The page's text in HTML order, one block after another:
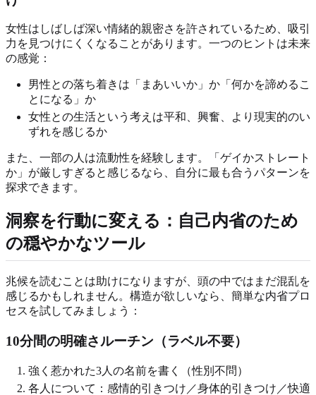
女性はしばしば深い情緒的親密さを許されているため、吸引
力を見つけにくくなることがあります。一つのヒントは未来
の感覚：
男性との落ち着きは「まあいいか」か「何かを諦めるこ
とになる」か
女性との生活という考えは平和、興奮、より現実的のい
ずれを感じるか
また、一部の人は流動性を経験します。「ゲイかストレート
か」が厳しすぎると感じるなら、自分に最も合うパターンを
探求できます。
洞察を行動に変える：自己内省のため
の穏やかなツール
兆候を読むことは助けになりますが、頭の中ではまだ混乱を
感じるかもしれません。構造が欲しいなら、簡単な内省プロ
セスを試してみましょう：
10分間の明確さルーチン（ラベル不要）
強く惹かれた3人の名前を書く（性別不問）
各人について：感情的引きつけ／身体的引きつけ／快適